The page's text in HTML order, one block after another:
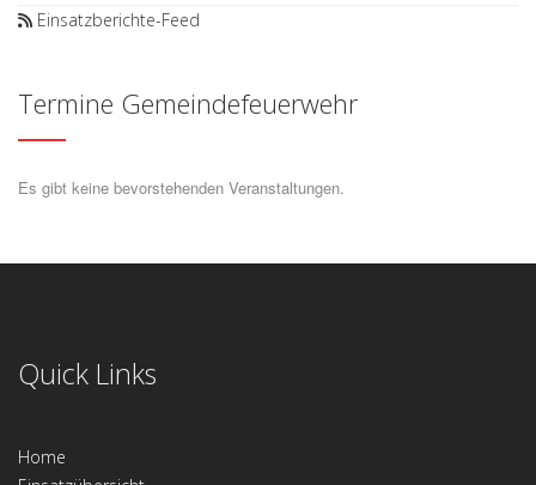
Einsatzberichte-Feed
Termine Gemeindefeuerwehr
Es gibt keine bevorstehenden Veranstaltungen.
Quick Links
Home